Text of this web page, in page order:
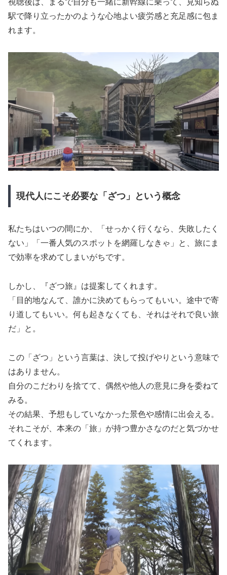
視聴後は、まるで自分も一緒に新幹線に乗って、見知らぬ
駅で降り立ったかのような心地よい疲労感と充足感に包ま
れます。
現代人にこそ必要な「ざつ」という概念
私たちはいつの間にか、「せっかく行くなら、失敗したく
ない」「一番人気のスポットを網羅しなきゃ」と、旅にま
で効率を求めてしまいがちです。
しかし、『ざつ旅』は提案してくれます。
「目的地なんて、誰かに決めてもらってもいい。途中で寄
り道してもいい。何も起きなくても、それはそれで良い旅
だ」と。
この「ざつ」という言葉は、決して投げやりという意味で
はありません。
自分のこだわりを捨てて、偶然や他人の意見に身を委ねて
みる。
その結果、予想もしていなかった景色や感情に出会える。
それこそが、本来の「旅」が持つ豊かさなのだと気づかせ
てくれます。